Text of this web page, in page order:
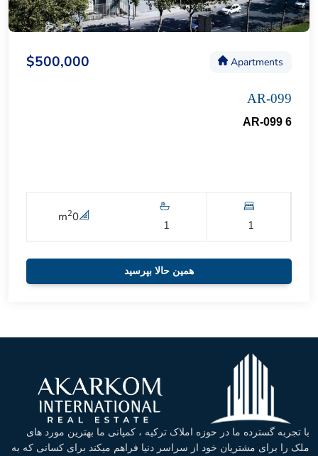
Apartments
$500,000
AR-099
AR-099 6
1
1
0
m2
همین حالا بپرسید
با تجربه گسترده ما در حوزه املاک ترکیه ، کمپانی ما بهترین مورد های
ملک را برای مشتریان خود از سراسر دنیا فراهم میکند برای کسانی که به